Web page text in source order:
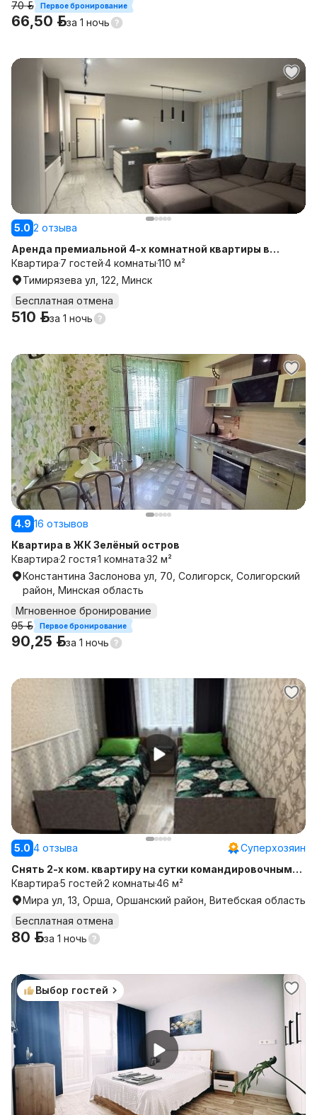
70 р. Первое бронирование
66,50 р.за 1 ночь
5.0 2 отзыва
Аренда премиальной 4-х комнатной квартиры в
элитном районе Минска
Квартира 7 гостей4 комнаты110 м²
Тимирязева ул, 122, Минск
Бесплатная отмена
510 р.за 1 ночь
4.9 16 отзывов
Квартира в ЖК Зелёный остров
Квартира2 гостя1 комната32 м²
Константина Заслонова ул, 70, Солигорск, Солигорский
район, Минская область
Мгновенное бронирование
95 р.
Первое бронирование
90,25 р.за 1 ночь
5.0 4 отзыва
Суперхозяин
Снять 2-х ком. квартиру на сутки командировочным
центр города ул. Мира 13
Квартира5 гостей2 комнаты46 м²
Мира ул, 13, Орша, Оршанский район, Витебская область
Бесплатная отмена
80 р.за 1 ночь
Выбор гостей